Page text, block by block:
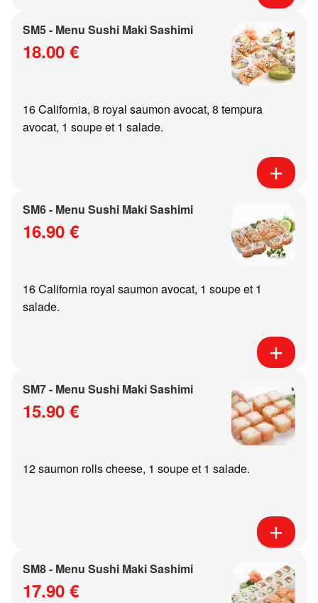
SM5 - Menu Sushi Maki Sashimi
18.00 €
16 California, 8 royal saumon avocat, 8 tempura
avocat, 1 soupe et 1 salade.
SM6 - Menu Sushi Maki Sashimi
16.90 €
16 California royal saumon avocat, 1 soupe et 1
salade.
SM7 - Menu Sushi Maki Sashimi
15.90 €
12 saumon rolls cheese, 1 soupe et 1 salade.
SM8 - Menu Sushi Maki Sashimi
17.90 €